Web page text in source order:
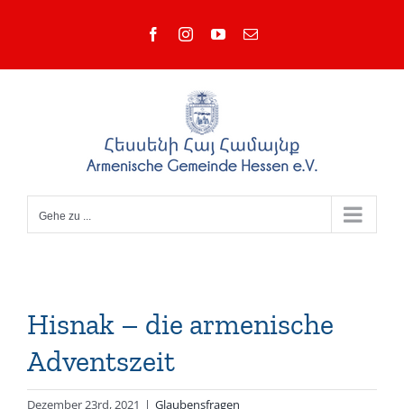
FacebookInstagramYouTube
E-
Gehe zu ...
Hisnak – die armenische
Adventszeit
Dezember 23rd, 2021 | Glaubensfragen